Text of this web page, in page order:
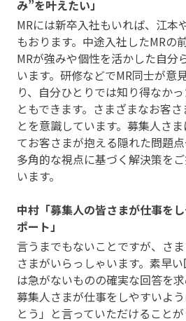
み”を叶えたい」
MRには新卒入社もいれば、江本
もおります。中途入社したMRの
MRが強みや個性を活かした自分
います。研修などでMR同士が意
り、自分ひとりでは知り得なか
ともできます。さまざまなお客
とを意識しています。募集人さ
てお客さまが抱える隠れた問題点
多角的な視点に基づく解決策を
います。
中村「募集人の皆さまが仕事を
ポート」
言うまでもないことですが、さ
さまがいらっしゃいます。素早
は急がないものの確実な回答を
募集人さまが仕事をしやすいよ
とう」と言っていただけること